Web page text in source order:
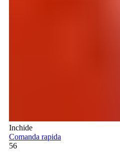
Inchide
Comanda rapida
56